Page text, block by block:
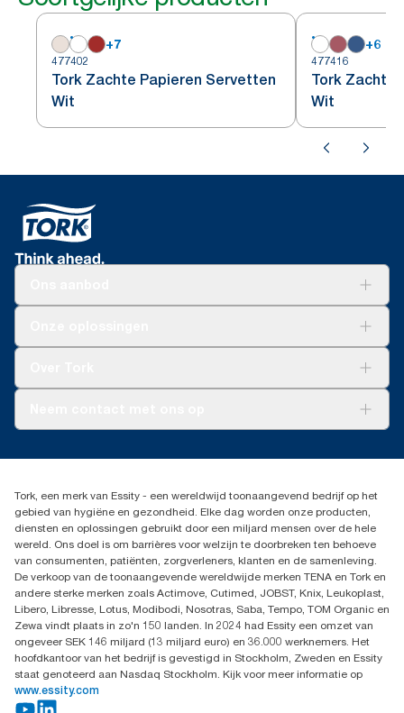
+7
477402
Tork Zachte Papieren Servetten
Wit
+6
477416
Tork Zachte
Wit
Dispenserklacht
02 766 05 30
Essity Belgium NV
Berkenlaan 8B
1831 MACHELEN
Tork, een merk van Essity - een wereldwijd toonaangevend bedrijf op het
gebied van hygiëne en gezondheid. Elke dag worden onze producten,
diensten en oplossingen gebruikt door een miljard mensen over de hele
wereld. Ons doel is om barrières voor welzijn te doorbreken ten behoeve
van consumenten, patiënten, zorgverleners, klanten en de samenleving.
De verkoop van de toonaangevende wereldwijde merken TENA en Tork en
andere sterke merken zoals Actimove, Cutimed, JOBST, Knix, Leukoplast,
Libero, Libresse, Lotus, Modibodi, Nosotras, Saba, Tempo, TOM Organic en
Zewa vindt plaats in zo'n 150 landen. In 2024 had Essity een omzet van
ongeveer SEK 146 miljard (13 miljard euro) en 36.000 werknemers. Het
hoofdkantoor van het bedrijf is gevestigd in Stockholm, Zweden en Essity
staat genoteerd aan Nasdaq Stockholm. Kijk voor meer informatie op
www.essity.com